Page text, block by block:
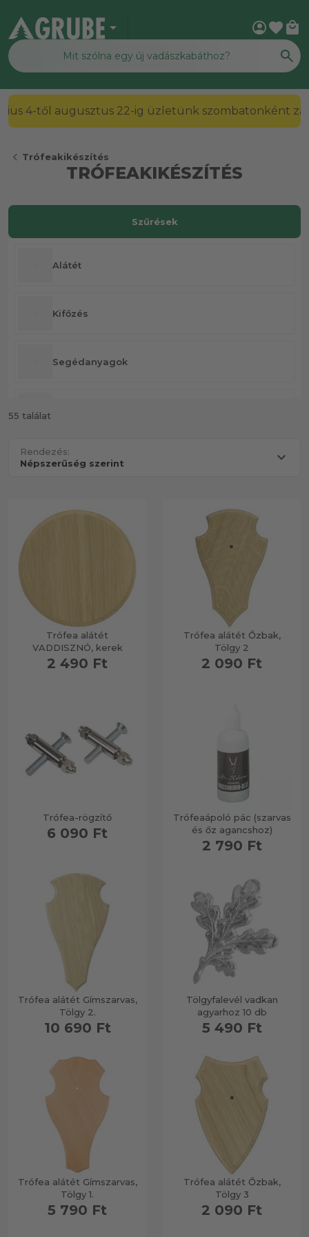
arrow_drop_down account_circlefavorite local_mall
2026. július 4-től augusztus 22-ig üzletünk
chevron_left Trófeakikészítés
TRÓFEAKIKÉSZÍTÉS
Alátét
Kifőzés
Segédanyagok
55 találat
Rendezés:
Trófea alátét
VADDISZNÓ, kerek
2 490 Ft
Trófea alátét Őzbak,
Tölgy 2
2 090 Ft
Trófea-rögzítő
6 090 Ft
Trófeaápoló pác (szarvas
és őz agancshoz)
2 790 Ft
Trófea alátét Gímszarvas,
Tölgy 2.
10 690 Ft
Tölgyfalevél vadkan
agyarhoz 10 db
5 490 Ft
Trófea alátét Gímszarvas,
Tölgy 1.
5 790 Ft
Trófea alátét Őzbak,
Tölgy 3
2 090 Ft
Szűrések